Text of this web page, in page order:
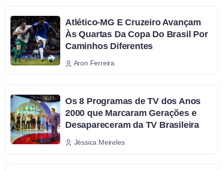
Atlético-MG E Cruzeiro Avançam
Às Quartas Da Copa Do Brasil Por
Caminhos Diferentes
Aron Ferreira
Os 8 Programas de TV dos Anos
2000 que Marcaram Gerações e
Desapareceram da TV Brasileira
Jéssica Meireles